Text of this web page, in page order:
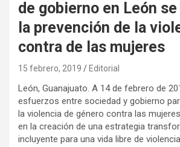
de gobierno en León
la prevención de la
contra de las mujeres
15 febrero, 2019 Editorial
León, Guanajuato. A 14 de febrero de
esfuerzos entre sociedad y gobierno
la violencia de género contra las
en la creación de una estrategia
incluyente para una vida libre de